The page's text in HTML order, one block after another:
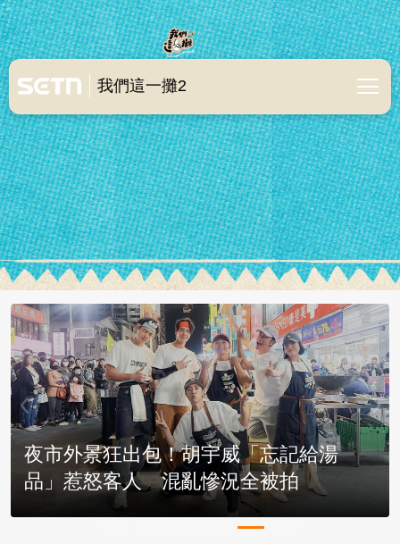
我們這一攤2
我們這一攤2
夜市外景狂出包！胡宇威「忘記給湯
品」惹怒客人 混亂慘況全被拍